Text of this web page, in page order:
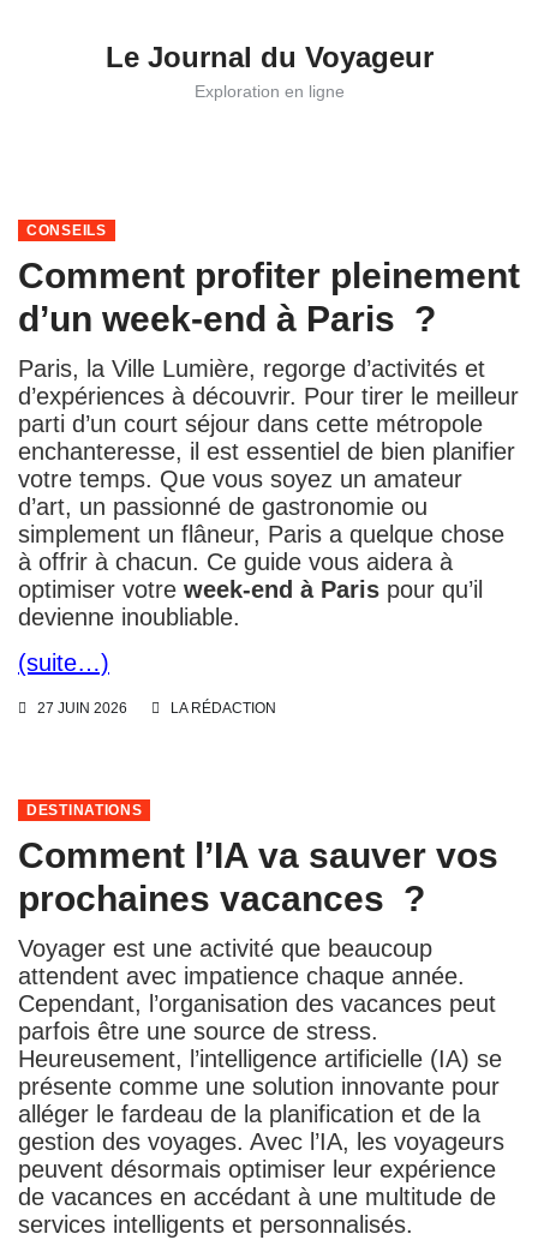
Le Journal du Voyageur
Exploration en ligne
CONSEILS
Comment profiter pleinement
d’un week-end à Paris ?
Paris, la Ville Lumière, regorge d’activités et
d’expériences à découvrir. Pour tirer le meilleur
parti d’un court séjour dans cette métropole
enchanteresse, il est essentiel de bien planifier
votre temps. Que vous soyez un amateur
d’art, un passionné de gastronomie ou
simplement un flâneur, Paris a quelque chose
à offrir à chacun. Ce guide vous aidera à
optimiser votre week-end à Paris pour qu’il
devienne inoubliable.
(suite…)
27 JUIN 2026 LA RÉDACTION
DESTINATIONS
Comment l’IA va sauver vos
prochaines vacances ?
Voyager est une activité que beaucoup
attendent avec impatience chaque année.
Cependant, l’organisation des vacances peut
parfois être une source de stress.
Heureusement, l’intelligence artificielle (IA) se
présente comme une solution innovante pour
alléger le fardeau de la planification et de la
gestion des voyages. Avec l’IA, les voyageurs
peuvent désormais optimiser leur expérience
de vacances en accédant à une multitude de
services intelligents et personnalisés.